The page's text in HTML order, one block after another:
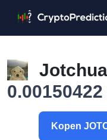
Jotchua
0.00150422
Kopen